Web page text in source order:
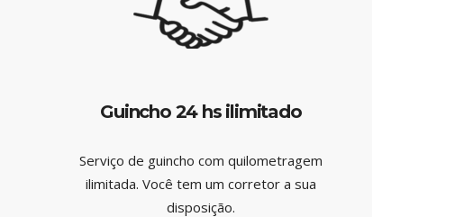
Guincho 24 hs ilimitado
Serviço de guincho com quilometragem
ilimitada. Você tem um corretor a sua
disposição.